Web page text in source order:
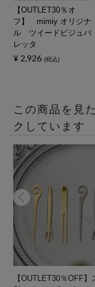
【OUTLET30％オ
フ】 mimiy オリジナ
ル ツイードビジュバ
レッタ
¥ 2,926 税込
この商品を見
クしています
【OUTLET30％OFF】